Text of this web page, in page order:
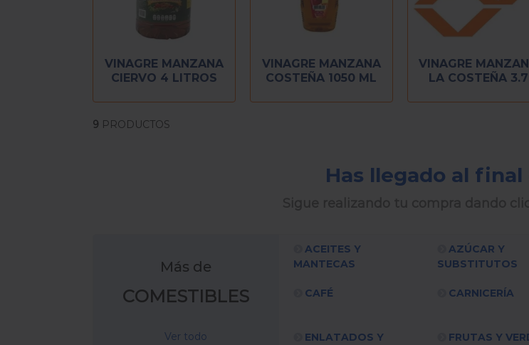
VINAGRE MANZANA
CIERVO 4 LITROS
VINAGRE MANZANA
COSTEÑA 1050 ML
VINAGRE
LA COSTEÑA 3.7
9 PRODUCTOS
Has llegado al
Más de
COMESTIBLES
Ver todo
ACEITES Y
MANTECAS
AZÚCAR Y
SUBSTITUTOS
CAFÉ CARNICERÍA
ENLATADOS Y
FRUTAS Y